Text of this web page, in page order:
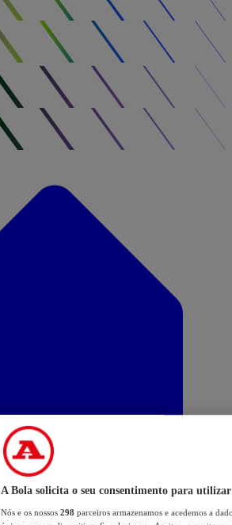
A Bola solicita o seu consentimento para utilizar
Nós e os nossos 298 parceiros armazenamos e acedemos a